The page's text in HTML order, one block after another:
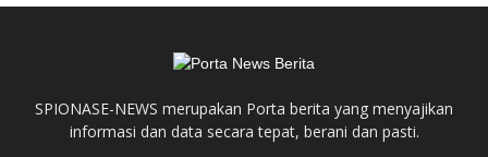
SPIONASE-NEWS merupakan Porta berita yang menyajikan
informasi dan data secara tepat, berani dan pasti.